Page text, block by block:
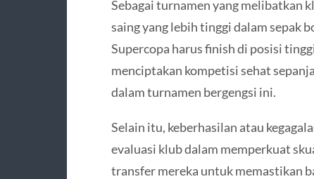
Sebagai turnamen yang melibatkan
saing yang lebih tinggi dalam sepak
Supercopa harus finish di posisi
menciptakan kompetisi sehat
dalam turnamen bergengsi ini.
Selain itu, keberhasilan atau
evaluasi klub dalam memperkuat
transfer mereka untuk memastikan